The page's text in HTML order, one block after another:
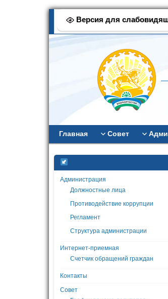
Версия для
Главная Совет
Администрация
Должностные лица
Противодействие коррупции
Регламент
Структура администрации
Интернет-приемная
Счетчик обращений граждан
Контакты
Совет